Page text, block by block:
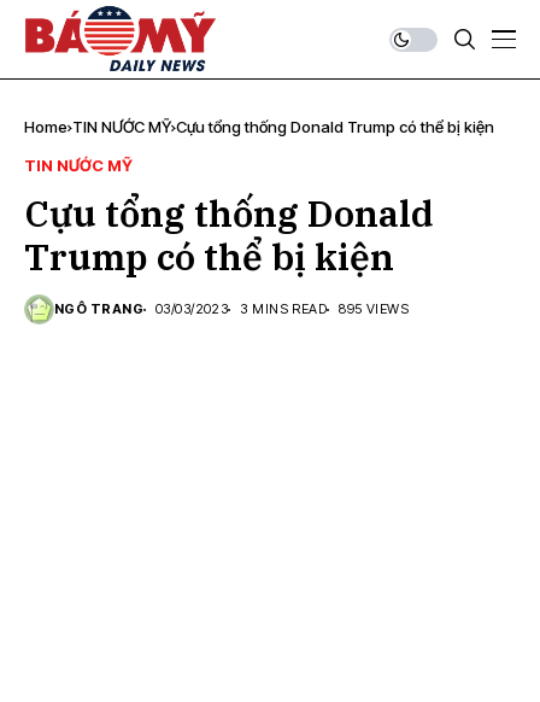
Home TIN NƯỚC MỸ Cựu tổng thống Donald Trump có thể bị kiện
TIN NƯỚC MỸ
Cựu tổng thống Donald
Trump có thể bị kiện
NGÔ TRANG 03/03/2023 3 MINS READ 895 VIEWS